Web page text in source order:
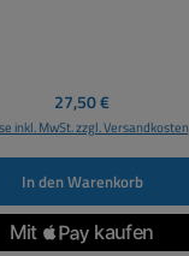
Regulärer Preis:
27,50 €
inkl. MwSt. zzgl. Versandkosten
In den Warenkorb